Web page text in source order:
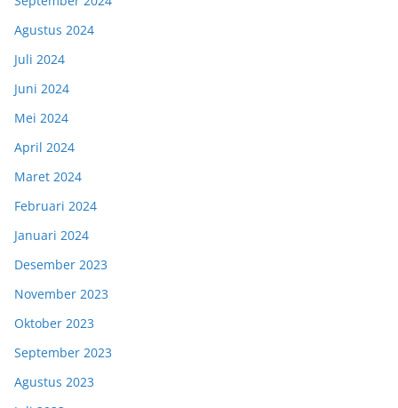
Agustus 2024
Juli 2024
Juni 2024
Mei 2024
April 2024
Maret 2024
Februari 2024
Januari 2024
Desember 2023
November 2023
Oktober 2023
September 2023
Agustus 2023